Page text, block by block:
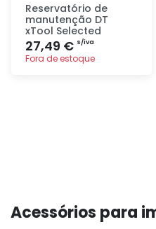
Reservatório de
manutenção DT
xTool Selected
27,49 € s/iva
Fora de estoque
Acessórios para